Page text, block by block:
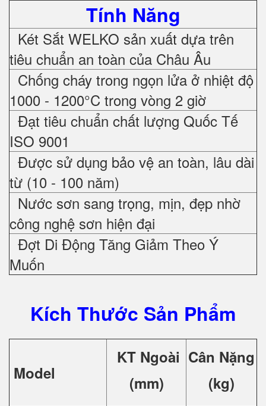
Tính Năng
Két Sắt WELKO sản xuất dựa trên
tiêu chuẩn an toàn của Châu Âu
Chống cháy trong ngọn lửa ở nhiệt độ
1000 - 1200°C trong vòng 2 giờ
Đạt tiêu chuẩn chất lượng Quốc Tế
ISO 9001
Được sử dụng bảo vệ an toàn, lâu dài
từ (10 - 100 năm)
Nước sơn sang trọng, mịn, đẹp nhờ
công nghệ sơn hiện đại
Đợt Di Động Tăng Giảm Theo Ý
Muốn
Kích Thước Sản Phẩm
Model
KT Ngoài
(mm)
Cân Nặng
(kg)